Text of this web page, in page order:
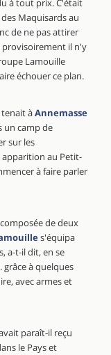
à tout prix. C'était
Maquisards au
de ne pas attirer
provisoirement il n'y
Lamouille
échouer ce plan.
àAnnemasse
un camp de
sur les
apparition au Petit-
à faire parler
de deux
s'équipa
a-t-il dit, en se
à quelques
avec armes et
paraît-il reçu
le Pays et